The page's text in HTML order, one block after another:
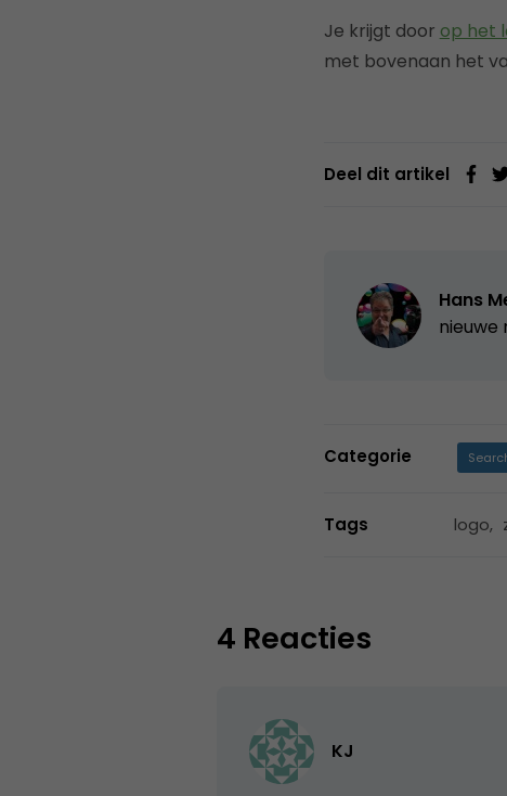
Je krijgt door op het
met bovenaan het
Deel dit artikel
Hans
nieuwe
Categorie
Tags logo,
4 Reacties
KJ